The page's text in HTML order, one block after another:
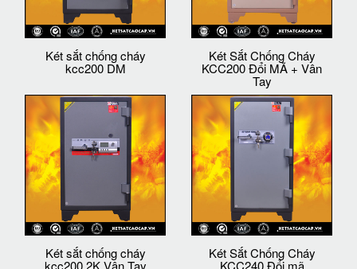
Két sắt chống cháy
kcc200 DM
Két Sắt Chống Cháy
KCC200 Đổi MÃ + Vân
Tay
Két sắt chống cháy
kcc200 2K Vân Tay
Két Sắt Chống Cháy
KCC240 Đổi mã